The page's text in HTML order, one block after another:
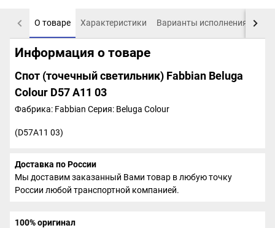
О товаре Характеристики Варианты исполнения
Информация о товаре
Спот (точечный светильник) Fabbian Beluga
Colour D57 A11 03
Фабрика: Fabbian Серия: Beluga Colour
(D57A11 03)
Доставка по России
Мы доставим заказанный Вами товар в любую точку
России любой транспортной компанией.
100% оригинал